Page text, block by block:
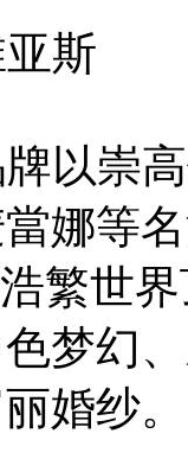
斯
牌以崇
娜等
繁世
梦幻
婚纱。